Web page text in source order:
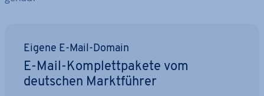
Eigene E-Mail-Domain
E-Mail-Kom­plett­pa­ke­te vom
deutschen Markt­füh­rer